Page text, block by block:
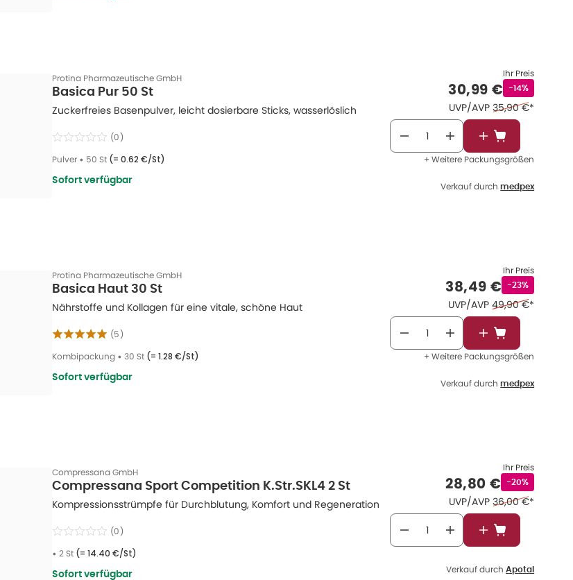
Protina Pharmazeutische GmbH
Basica Pur 50 St
Zuckerfreies Basenpulver, leicht dosierbare Sticks, wasserlöslich
(0)
Pulver • 50 St (= 0.62 €/St)
Sofort verfügbar
Ihr Preis
Verkaufspreis
30,99 €Rabattstempel
-14%
UVP/AVP Ehemaliger Preis
35,90 €*
In den
+ Weitere Packungsgrößen
Verkauf durch medpex
Protina Pharmazeutische GmbH
Basica Haut 30 St
Nährstoffe und Kollagen für eine vitale, schöne Haut
(5)
Kombipackung • 30 St (= 1.28 €/St)
Sofort verfügbar
Ihr Preis
Verkaufspreis
38,49 €Rabattstempel
-23%
UVP/AVP Ehemaliger Preis
49,90 €*
In den
+ Weitere Packungsgrößen
Verkauf durch medpex
Compressana GmbH
Compressana Sport Competition K.Str.SKL4 2 St
Kompressionsstrümpfe für Durchblutung, Komfort und Regeneration
(0)
• 2 St (= 14.40 €/St)
Sofort verfügbar
Ihr Preis
Verkaufspreis
28,80 €Rabattstempel
-20%
UVP/AVP Ehemaliger Preis
36,00 €*
In den
Verkauf durch Apotal